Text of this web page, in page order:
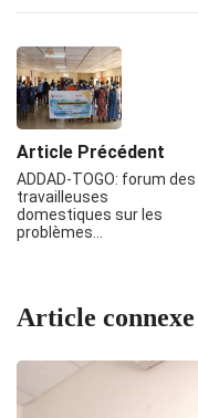
Article Précédent
ADDAD-TOGO: forum des
travailleuses
domestiques sur les
problèmes…
Article connexe